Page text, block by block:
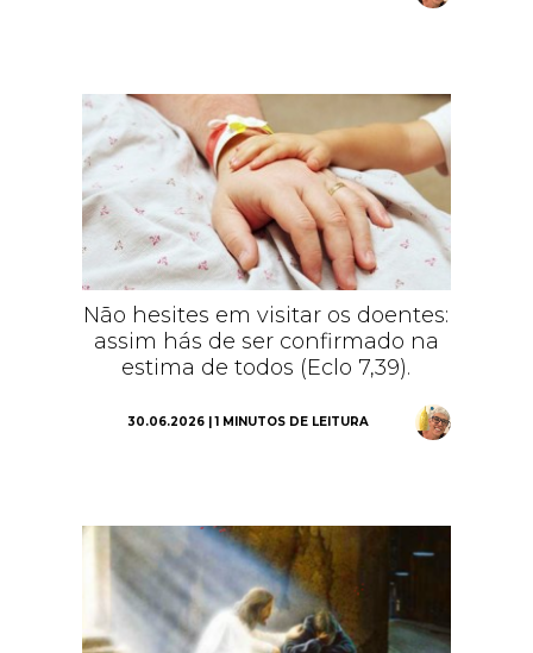
Não hesites em visitar os doentes:
assim hás de ser confirmado na
estima de todos (Eclo 7,39).
30.06.2026 | 1 MINUTOS DE LEITURA